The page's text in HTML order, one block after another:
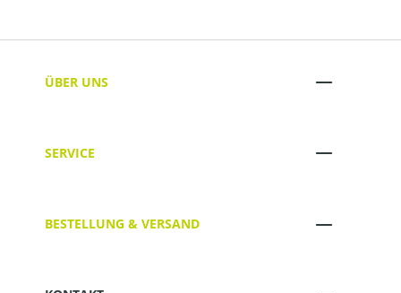
ÜBER UNS
SERVICE
BESTELLUNG & VERSAND